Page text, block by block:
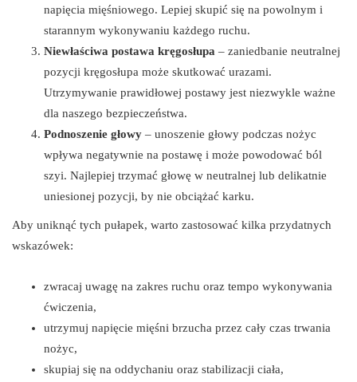
napięcia mięśniowego. Lepiej skupić się na powolnym i
starannym wykonywaniu każdego ruchu.
Niewłaściwa postawa kręgosłupa – zaniedbanie neutralnej
pozycji kręgosłupa może skutkować urazami.
Utrzymywanie prawidłowej postawy jest niezwykle ważne
dla naszego bezpieczeństwa.
Podnoszenie głowy – unoszenie głowy podczas nożyc
wpływa negatywnie na postawę i może powodować ból
szyi. Najlepiej trzymać głowę w neutralnej lub delikatnie
uniesionej pozycji, by nie obciążać karku.
Aby uniknąć tych pułapek, warto zastosować kilka przydatnych
wskazówek:
zwracaj uwagę na zakres ruchu oraz tempo wykonywania
ćwiczenia,
utrzymuj napięcie mięśni brzucha przez cały czas trwania
nożyc,
skupiaj się na oddychaniu oraz stabilizacji ciała,